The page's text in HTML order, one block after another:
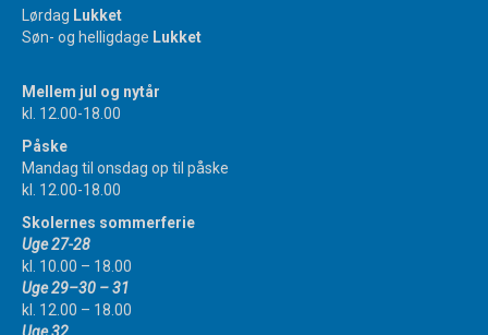
Lørdag Lukket
Søn- og helligdage Lukket
Mellem jul og nytår
kl. 12.00-18.00
Påske
Mandag til onsdag op til påske
kl. 12.00-18.00
Skolernes sommerferie
Uge 27-28
kl. 10.00 – 18.00
Uge 29–30 – 31
kl. 12.00 – 18.00